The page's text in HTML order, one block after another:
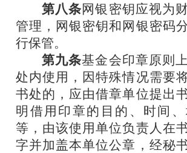
第八条网银密钥应视为
管理，网银密钥和网银密码
行保管。
第九条基金会印章原则
处内使用，因特殊情况需要
书处的，应由借章单位提出
明借用印章的目的、时间
等，由该使用单位负责人在
字并加盖本单位公章，经秘